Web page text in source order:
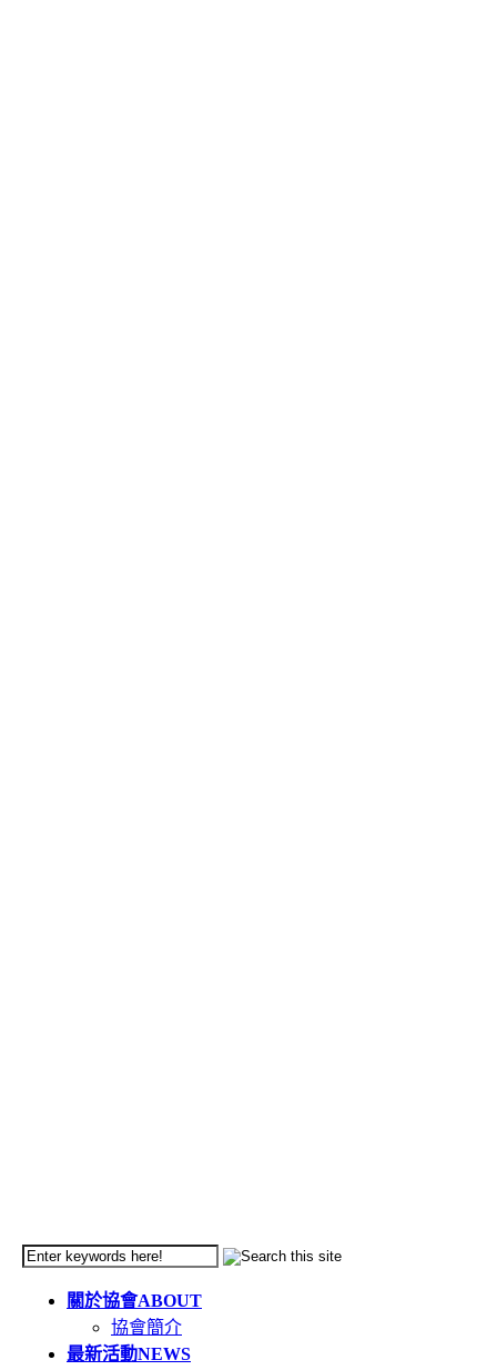
關於協會ABOUT
協會簡介
最新活動NEWS